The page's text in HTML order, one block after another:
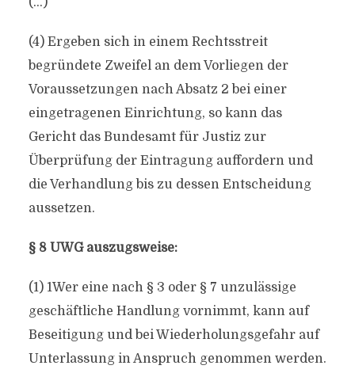
(4) Ergeben sich in einem Rechtsstreit
begründete Zweifel an dem Vorliegen der
Voraussetzungen nach Absatz 2 bei einer
eingetragenen Einrichtung, so kann das
Gericht das Bundesamt für Justiz zur
Überprüfung der Eintragung auffordern und
die Verhandlung bis zu dessen Entscheidung
aussetzen.
§ 8 UWG auszugsweise:
(1) 1Wer eine nach § 3 oder § 7 unzulässige
geschäftliche Handlung vornimmt, kann auf
Beseitigung und bei Wiederholungsgefahr auf
Unterlassung in Anspruch genommen werden.